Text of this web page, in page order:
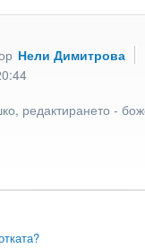
Нели Димитрова
редактирането -